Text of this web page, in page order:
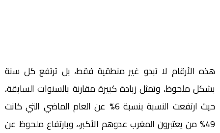
هذه الأرقام لا تبدو غير منطقية فقط، بل ترتفع كل سنة
بشكل ملحوظ، وتمثل زيادة كبيرة مقارنة بالسنوات السابقة،
حيث ارتفعت النسبة بنسبة 6% عن العام الماضي التي كانت
49% من يعتبرون المغرب عدوهم الأكبر،، وبارتفاع ملحوظ عن